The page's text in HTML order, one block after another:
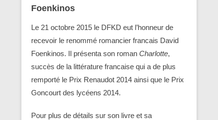
Foenkinos
Le 21 octobre 2015 le DFKD eut l’honneur de
recevoir le renommé romancier francais David
Foenkinos. Il présenta son roman Charlotte,
succès de la littérature francaise qui a de plus
remporté le Prix Renaudot 2014 ainsi que le Prix
Goncourt des lycéens 2014.
Pour plus de détails sur son livre et sa